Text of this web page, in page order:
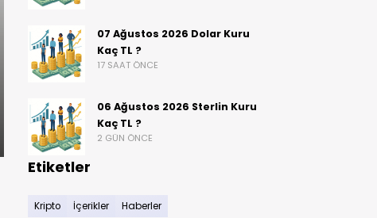
07 Ağustos 2026 Dolar Kuru
Kaç TL ?
17 SAAT ÖNCE
06 Ağustos 2026 Sterlin Kuru
Kaç TL ?
2 GÜN ÖNCE
Etiketler
Kripto İçerikler Haberler